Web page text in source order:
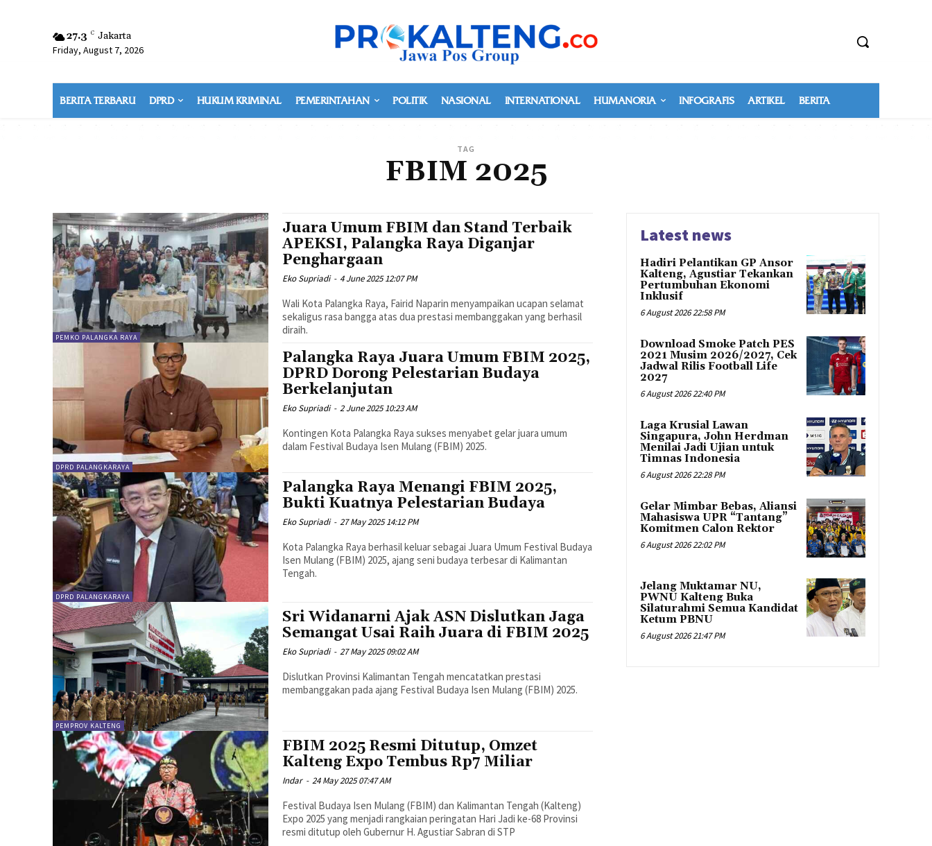
27.3 C Jakarta
Friday, August 7, 2026
BERITA TERBARU DPRD HUKUM KRIMINAL PEMERINTAHAN POLITIK NASIONAL INTERNATIONAL HUMANORIA INFOGRAFIS ARTIKEL BERITA
TAG
FBIM 2025
PEMKO PALANGKA RAYA
Juara Umum FBIM dan Stand Terbaik
APEKSI, Palangka Raya Diganjar
Penghargaan
Eko Supriadi - 4 June 2025 12:07 PM
Wali Kota Palangka Raya, Fairid Naparin menyampaikan ucapan selamat
sekaligus rasa bangga atas dua prestasi membanggakan yang berhasil
diraih.
DPRD PALANGKARAYA
Palangka Raya Juara Umum FBIM 2025,
DPRD Dorong Pelestarian Budaya
Berkelanjutan
Eko Supriadi - 2 June 2025 10:23 AM
Kontingen Kota Palangka Raya sukses menyabet gelar juara umum
dalam Festival Budaya Isen Mulang (FBIM) 2025.
DPRD PALANGKARAYA
Palangka Raya Menangi FBIM 2025,
Bukti Kuatnya Pelestarian Budaya
Eko Supriadi - 27 May 2025 14:12 PM
Kota Palangka Raya berhasil keluar sebagai Juara Umum Festival Budaya
Isen Mulang (FBIM) 2025, ajang seni budaya terbesar di Kalimantan
Tengah.
PEMPROV KALTENG
Sri Widanarni Ajak ASN Dislutkan Jaga
Semangat Usai Raih Juara di FBIM 2025
Eko Supriadi - 27 May 2025 09:02 AM
Dislutkan Provinsi Kalimantan Tengah mencatatkan prestasi
membanggakan pada ajang Festival Budaya Isen Mulang (FBIM) 2025.
FBIM 2025 Resmi Ditutup, Omzet
Kalteng Expo Tembus Rp7 Miliar
Indar - 24 May 2025 07:47 AM
Festival Budaya Isen Mulang (FBIM) dan Kalimantan Tengah (Kalteng)
Expo 2025 yang menjadi rangkaian peringatan Hari Jadi ke-68 Provinsi
resmi ditutup oleh Gubernur H. Agustiar Sabran di STP
Latest news
Hadiri Pelantikan GP Ansor
Kalteng, Agustiar Tekankan
Pertumbuhan Ekonomi
Inklusif
6 August 2026 22:58 PM
Download Smoke Patch PES
2021 Musim 2026/2027, Cek
Jadwal Rilis Football Life
2027
6 August 2026 22:40 PM
Laga Krusial Lawan
Singapura, John Herdman
Menilai Jadi Ujian untuk
Timnas Indonesia
6 August 2026 22:28 PM
Gelar Mimbar Bebas, Aliansi
Mahasiswa UPR “Tantang”
Komitmen Calon Rektor
6 August 2026 22:02 PM
Jelang Muktamar NU,
PWNU Kalteng Buka
Silaturahmi Semua Kandidat
Ketum PBNU
6 August 2026 21:47 PM